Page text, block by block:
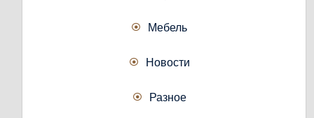
Мебель
Новости
Разное